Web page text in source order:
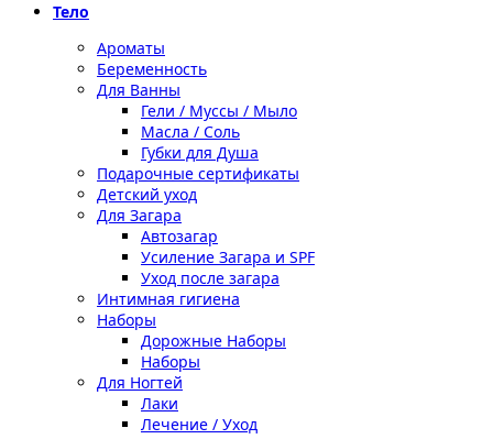
Тело
Ароматы
Беременность
Для Ванны
Гели / Муссы / Мыло
Масла / Соль
Губки для Душа
Подарочные сертификаты
Детский уход
Для Загара
Автозагар
Усиление Загара и SPF
Уход после загара
Интимная гигиена
Наборы
Дорожные Наборы
Наборы
Для Ногтей
Лаки
Лечение / Уход